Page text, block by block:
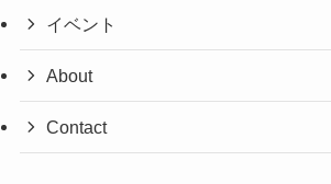
イベント
About
Contact